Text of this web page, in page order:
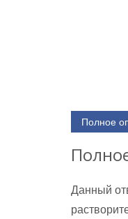
Полное
Данный